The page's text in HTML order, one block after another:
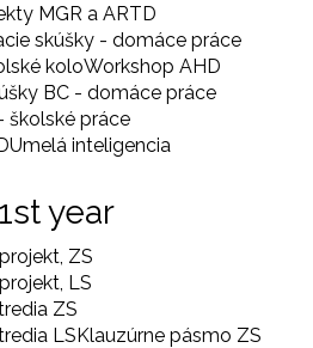
MGR a ARTD
skúšky - domáce práce
koloWorkshop AHD
BC - domáce práce
školské práce
Umelá inteligencia
year
ZS
LS
ZS
LSKlauzúrne pásmo ZS